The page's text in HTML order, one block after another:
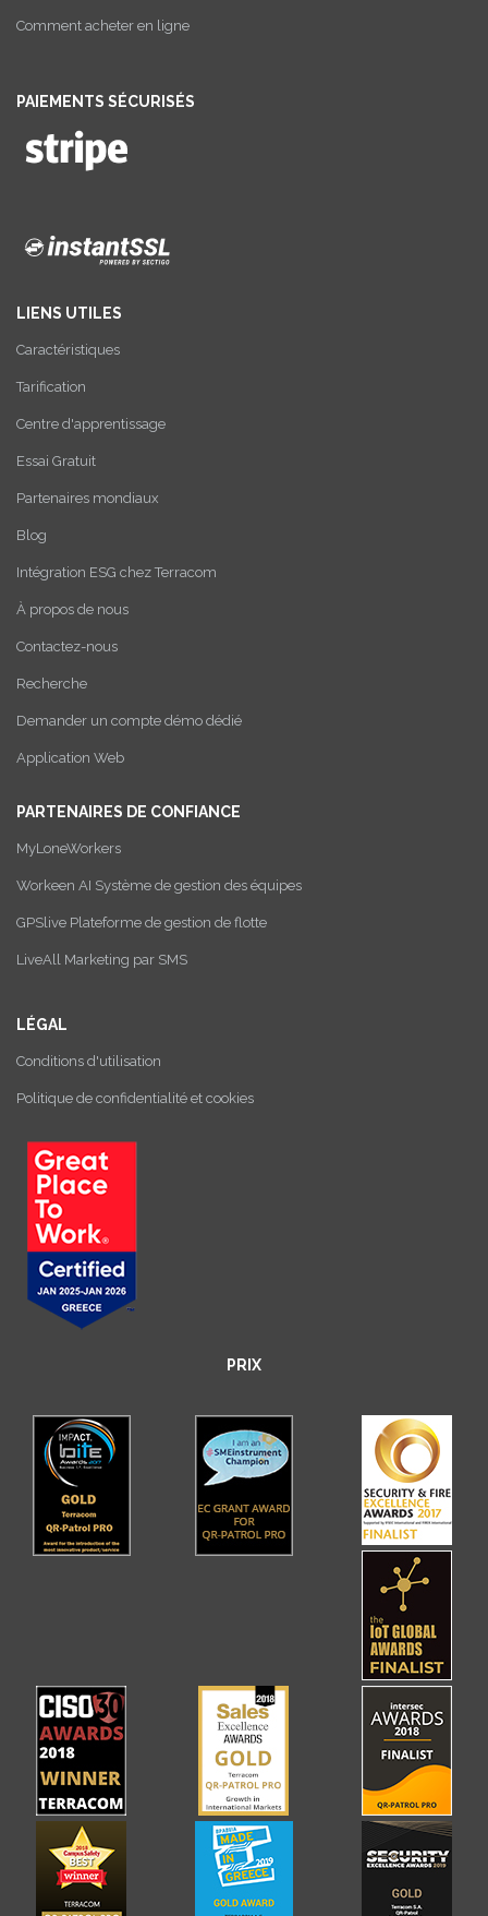
Comment acheter en ligne
PAIEMENTS SÉCURISÉS
LIENS UTILES
Caractéristiques
Tarification
Centre d'apprentissage
Essai Gratuit
Partenaires mondiaux
Blog
Intégration ESG chez Terracom
À propos de nous
Contactez-nous
Recherche
Demander un compte démo dédié
Application Web
PARTENAIRES DE CONFIANCE
MyLoneWorkers
Workeen AI Système de gestion des équipes
GPSlive Plateforme de gestion de flotte
LiveAll Marketing par SMS
LÉGAL
Conditions d'utilisation
Politique de confidentialité et cookies
PRIX